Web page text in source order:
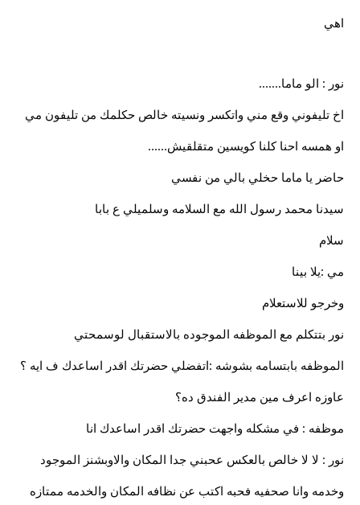
اهي
نور : الو ماما.......
اخ تليفوني وقع مني واتكسر ونسيته خالص حكلمك من تليفون مي
او همسه احنا كلنا كويسين متقلقيش......
حاضر يا ماما حخلي بالي من نفسي
سيدنا محمد رسول الله مع السلامه وسلميلي ع بابا
سلام
مي :يلا بينا
وخرجو للاستعلام
نور بتتكلم مع الموظفه الموجوده بالاستقبال لوسمحتي
الموظفه بابتسامه بشوشه :اتفضلي حضرتك اقدر اساعدك ف ايه ؟
عاوزه اعرف مين مدير الفندق ده؟
موظفه : في مشكله واجهت حضرتك اقدر اساعدك انا
نور : لا لا خالص بالعكس عحبني جدا المكان والاوبشنز الموجود
وخدمه وانا صحفيه فحبه اكتب عن نظافه المكان والخدمه ممتازه